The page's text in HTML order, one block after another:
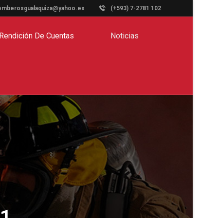
(+593) 7-2781 102
De Cuentas Noticias